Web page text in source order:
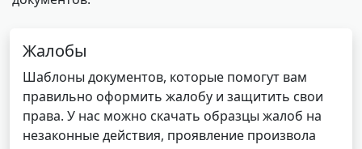
Жалобы
Шаблоны документов, которые помогут вам
правильно оформить жалобу и защитить свои
права. У нас можно скачать образцы жалоб на
незаконные действия, проявление произвола